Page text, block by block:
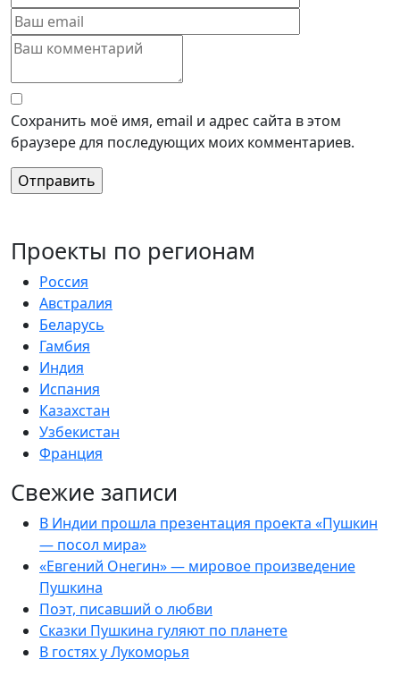
Сохранить моё имя, email и адрес сайта в этом
браузере для последующих моих комментариев.
Проекты по регионам
Россия
Австралия
Беларусь
Гамбия
Индия
Испания
Казахстан
Узбекистан
Франция
Свежие записи
В Индии прошла презентация проекта «Пушкин
— посол мира»
«Евгений Онегин» — мировое произведение
Пушкина
Поэт, писавший о любви
Сказки Пушкина гуляют по планете
В гостях у Лукоморья